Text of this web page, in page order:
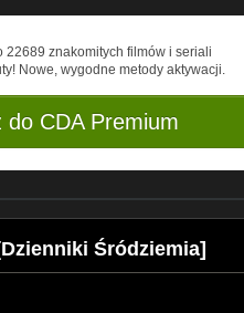
22689 znakomitych filmów i seriali
Nowe, wygodne metody aktywacji.
do CDA Premium
Śródziemia]